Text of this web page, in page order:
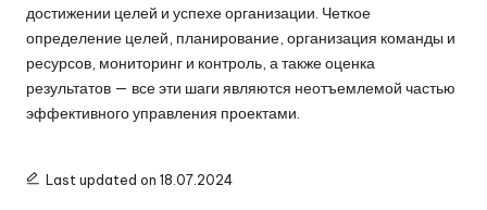
достижении целей и успехе организации. Четкое
определение целей, планирование, организация команды и
ресурсов, мониторинг и контроль, а также оценка
результатов — все эти шаги являются неотъемлемой частью
эффективного управления проектами.
Last updated on 18.07.2024